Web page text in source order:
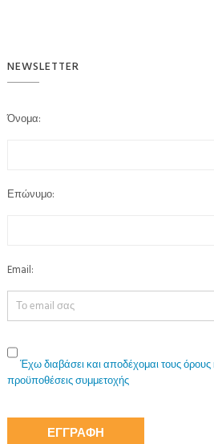
NEWSLETTER
Όνομα:
Επώνυμο:
Email:
Έχω διαβάσει και αποδέχομαι τους όρους
προϋποθέσεις συμμετοχής